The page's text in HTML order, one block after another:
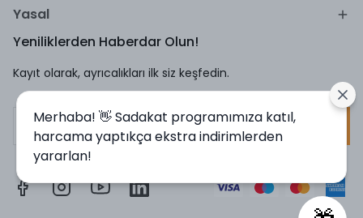
Yasal
Yeniliklerden Haberdar Olun!
Kayıt olarak, ayrıcalıkları ilk siz keşfedin.
Merhaba! 👋 Sadakat programımıza katıl,
harcama yaptıkça ekstra indirimlerden
yararlan!